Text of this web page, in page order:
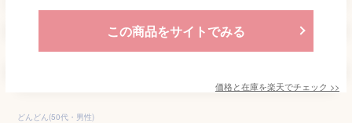
この商品をサイトでみる
価格と在庫を楽天でチェック >>
どんどん(50代・男性)